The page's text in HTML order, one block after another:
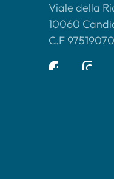
Viale della
10060
C.F